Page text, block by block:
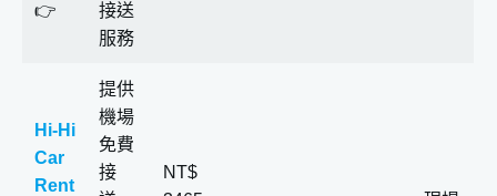
2.福岡高速公路過路費怎麼算？
3.在福岡發生車禍怎麼辦？
4.在福岡租車有罰單要怎麼繳？
福岡租車 結論
👉
接送
服務
Hi-Hi
Car
Rent
提供
機場
免費
接
NT$